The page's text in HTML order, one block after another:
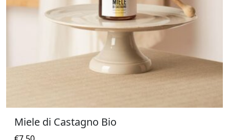
Miele di Castagno Bio